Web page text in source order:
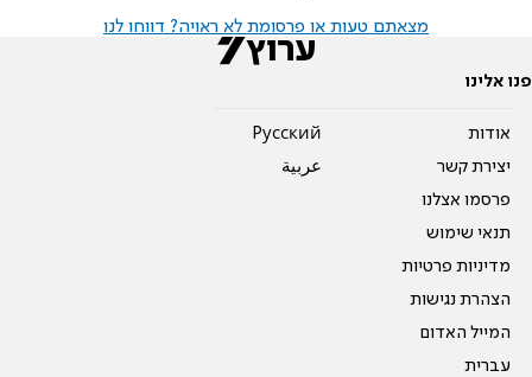
מצאתם טעות או פרסומת לא ראויה? דווחו לנו
פנו אלינו
אודות
יצירת קשר
פרסמו אצלנו
תנאי שימוש
מדיניות פרטיות
הצהרת נגישות
המייל האדום
עברית
Pусский
عربية